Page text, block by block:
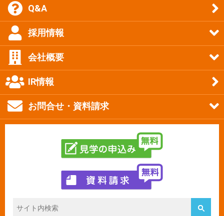
Q&A
採用情報
会社概要
IR情報
お問合せ・資料請求